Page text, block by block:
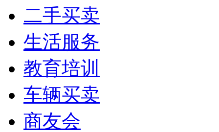
二手买卖
生活服务
教育培训
车辆买卖
商友会